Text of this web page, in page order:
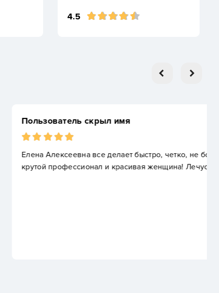
4.5
имя
быстро, четко, не больно и вообще она мега
красивая женщина! Лечусь у нее много лет!